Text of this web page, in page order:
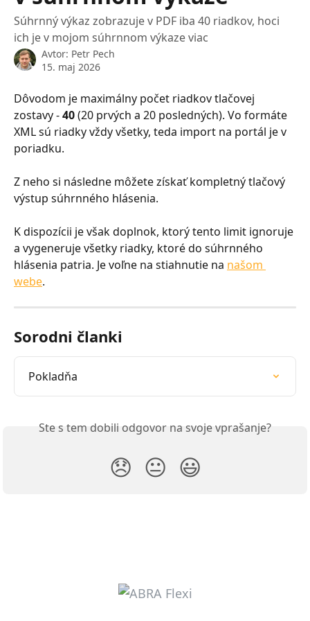
Súhrnný výkaz zobrazuje v PDF iba 40 riadkov, hoci
ich je v mojom súhrnnom výkaze viac
Avtor: Petr Pech
15. maj 2026
Dôvodom je maximálny počet riadkov tlačovej
zostavy - 40 (20 prvých a 20 posledných). Vo formáte
XML sú riadky vždy všetky, teda import na portál je v
poriadku.
Z neho si následne môžete získať kompletný tlačový
výstup súhrnného hlásenia.
K dispozícii je však doplnok, ktorý tento limit ignoruje
a vygeneruje všetky riadky, ktoré do súhrnného
hlásenia patria. Je voľne na stiahnutie na našom
webe.
Sorodni članki
Pokladňa
Ste s tem dobili odgovor na svoje vprašanje?
😞 😐 😃